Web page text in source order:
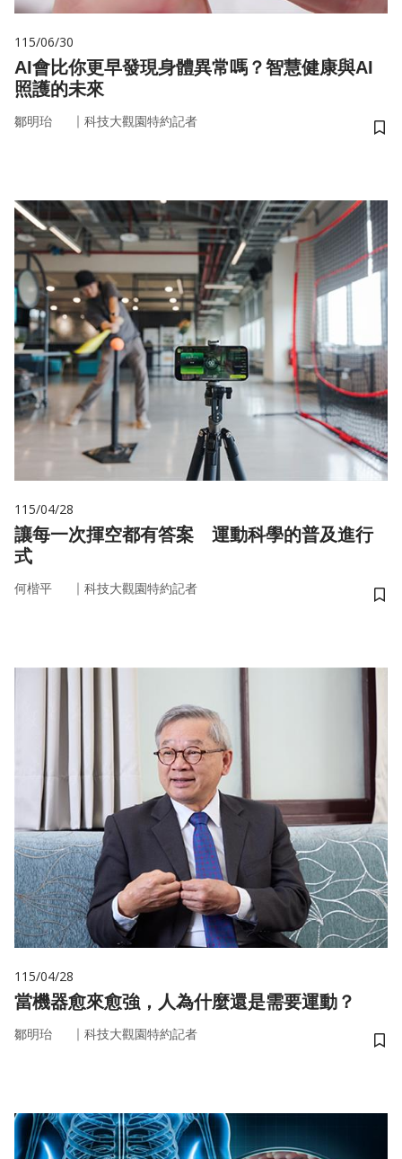
115/06/30
AI會比你更早發現身體異常嗎？智慧健康與AI
照護的未來
鄒明珆 ｜ 科技大觀園特約記者
儲
115/04/28
讓每一次揮空都有答案 運動科學的普及進行
式
何楷平 ｜ 科技大觀園特約記者
儲
115/04/28
當機器愈來愈強，人為什麼還是需要運動？
鄒明珆 ｜ 科技大觀園特約記者
儲